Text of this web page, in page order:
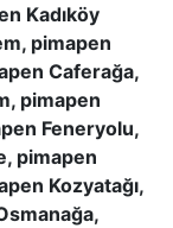
Kadıköy
pimapen
Caferağa,
pimapen
Feneryolu,
pimapen
Kozyatağı,